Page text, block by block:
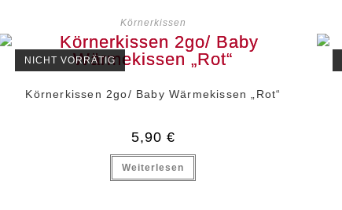
Körnerkissen
NICHT VORRÄTIG
Körnerkissen 2go/ Baby Wärmekissen „Rot“
5,90 €
Weiterlesen